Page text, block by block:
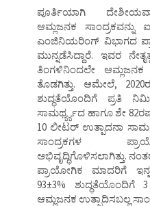
ಪೂರ್ತಿಯಾಗಿ
ಆಮ್ಲಜನಕ
ಎಂಜಿನಿಯರಿಂಗ್ ವಿಭಾಗದ
ಮುನ್ನಡೆಸಿದ್ದಾರೆ. ಇವರ
ತಿಂಗಳಿನಿಂದಲೇ ಆಮ್ಲಜನಕ
ತೊಡಗಿತ್ತು. ಆಮೇಲೆ,
ಶುದ್ಧತೆಯೊಂದಿಗೆ ಪ್ರತಿ
ಸಾಮರ್ಥ್ಯ್ಯದ ಹಾಗೂ ಶೇ
10 ಲೀಟರ್ ಉತ್ಪಾದನಾ
ಸಾಂದ್ರಕಗಳ
ಅಭಿವೃದ್ಧಿಗೊಳಿಸಲಾಗಿತ್ತು.
ಪ್ರಾಯೋಗಿಕ ಮಾದರಿಗೆ
93±3%
ಆಮ್ಲಜನಕ ಉತ್ಪಾದಿಸಬಲ್ಲ